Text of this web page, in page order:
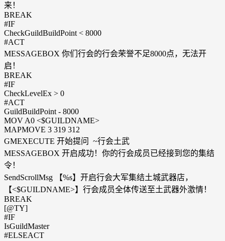
来！
BREAK
#IF
CheckGuildBuildPoint < 8000
#ACT
MESSAGEBOX 你们行会的行会荣誉不足8000点，无法开
启！
BREAK
#IF
CheckLevelEx > 0
#ACT
GuildBuildPoint - 8000
MOV A0 <$GUILDNAME>
MAPMOVE 3 319 312
GMEXECUTE 开始提问 ~行会土武
MESSAGEBOX 开启成功！你的行会成员已经接到您的集结
令！
SendScrollMsg 【%s】开启行会大军集结土城武器店，
【<$GUILDNAME>】行会成员全体传送至土武器外激情！
BREAK
[@TY]
#IF
IsGuildMaster
#ELSEACT